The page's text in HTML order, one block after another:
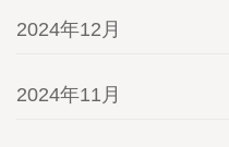
2024年12月
2024年11月